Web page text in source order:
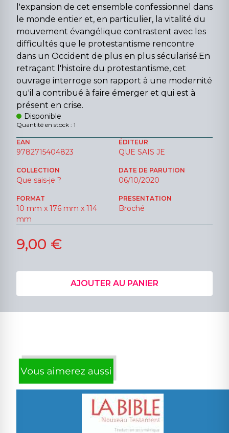
l'expansion de cet ensemble confessionnel dans
le monde entier et, en particulier, la vitalité du
mouvement évangélique contrastent avec les
difficultés que le protestantisme rencontre
dans un Occident de plus en plus sécularisé.En
retraçant l'histoire du protestantisme, cet
ouvrage interroge son rapport à une modernité
qu'il a contribué à faire émerger et qui est à
présent en crise.
Disponible
Quantité en stock : 1
EAN
9782715404823
ÉDITEUR
QUE SAIS JE
COLLECTION
Que sais-je ?
DATE DE PARUTION
06/10/2020
FORMAT
10 mm x 176 mm x 114
mm
PRESENTATION
Broché
9,00 €
AJOUTER AU PANIER